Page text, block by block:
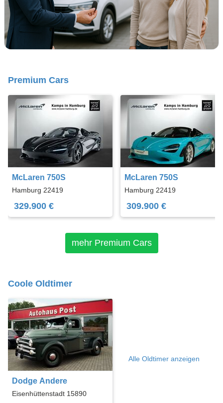
Premium Cars
McLaren 750S
Hamburg 22419
329.900 €
McLaren 750S
Hamburg 22419
309.900 €
mehr Premium Cars
Coole Oldtimer
Dodge Andere
Eisenhüttenstadt 15890
Alle Oldtimer anzeigen